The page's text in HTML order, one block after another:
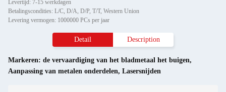
Levertijd: 7-15 werkdagen
Betalingscondities: L/C, D/A, D/P, T/T, Western Union
Levering vermogen: 1000000 PCs per jaar
Detail Description
Markeren: de vervaardiging van het bladmetaal het buigen,
Aanpassing van metalen onderdelen, Lasersnijden